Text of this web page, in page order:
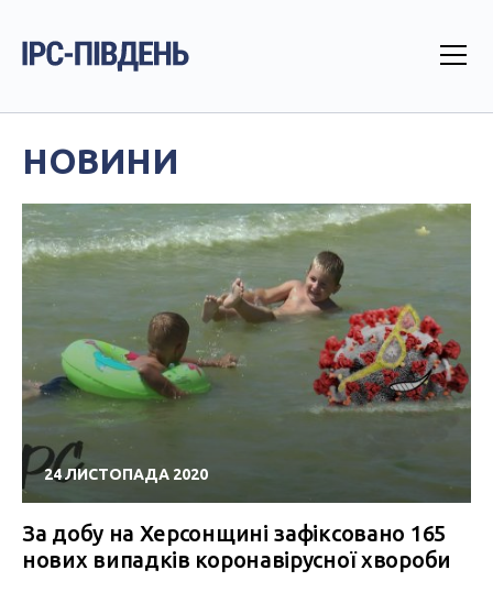
НОВИНИ
24 ЛИСТОПАДА 2020
За добу на Херсонщині зафіксовано 165
нових випадків коронавірусної хвороби